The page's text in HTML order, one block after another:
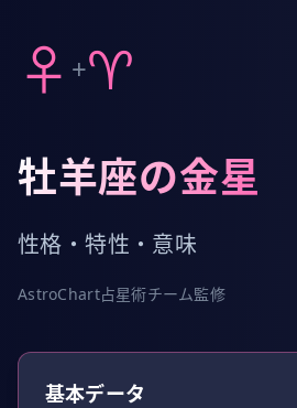
♀ +♈
牡羊座の金星
性格・特性・意味
AstroChart占星術チーム監修
基本データ